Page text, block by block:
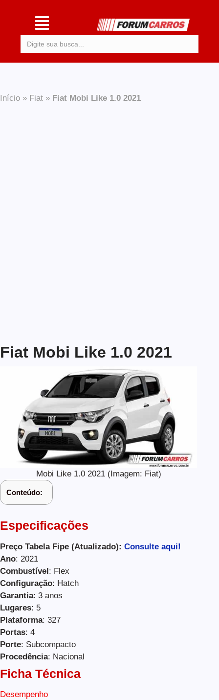
Início » Fiat » Fiat Mobi Like 1.0 2021
Fiat Mobi Like 1.0 2021
Mobi Like 1.0 2021 (Imagem: Fiat)
Conteúdo:
Especificações
Preço Tabela Fipe (Atualizado): Consulte aqui!
Ano: 2021
Combustível: Flex
Configuração: Hatch
Garantia: 3 anos
Lugares: 5
Plataforma: 327
Portas: 4
Porte: Subcompacto
Procedência: Nacional
Ficha Técnica
Desempenho